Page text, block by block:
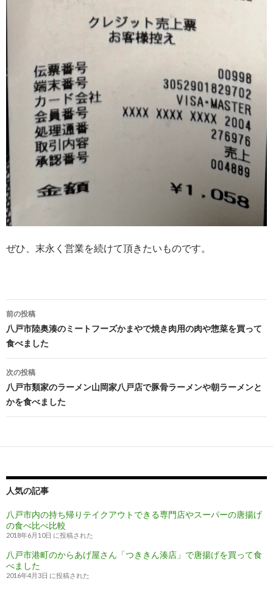
ぜひ、末永く営業を続けて頂きたいものです。
投
稿
ナ
ビ
ゲ
ョ
前の投稿
八戸市陸奥湊のミートフーズかまやで焼き肉用の肉や惣菜を買って
食べました
次の投稿
八戸市類家のラーメン山岡家八戸店で豚骨ラーメンや朝ラーメンと
かを食べました
人気の記事
八戸市内の持ち帰りテイクアウトできる専門店やスーパーの唐揚げ
の食べ比べ比較
2018年6月10日 に投稿された
八戸市港町のからあげ屋さん「つききん湊店」で唐揚げを買って食
べました
2016年4月3日 に投稿された